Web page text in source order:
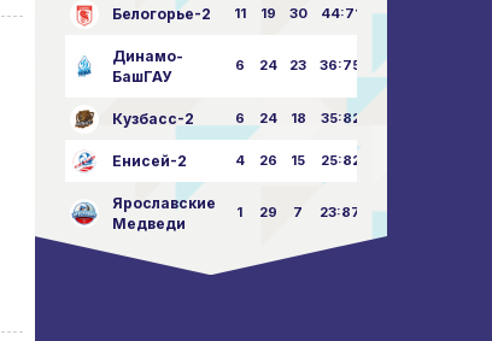
Белогорье-2 11 19 30 44:71
Динамо-
БашГАУ
6 24 23 36:75
Кузбасс-2 6 24 18 35:82
Енисей-2 4 26 15 25:82
Ярославские
Медведи
1 29 7 23:87